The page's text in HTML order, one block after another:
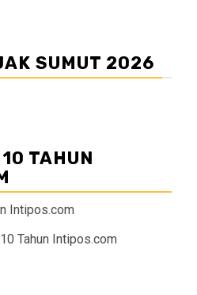
SUMUT 2026
TAHUN
Tahun Intipos.com